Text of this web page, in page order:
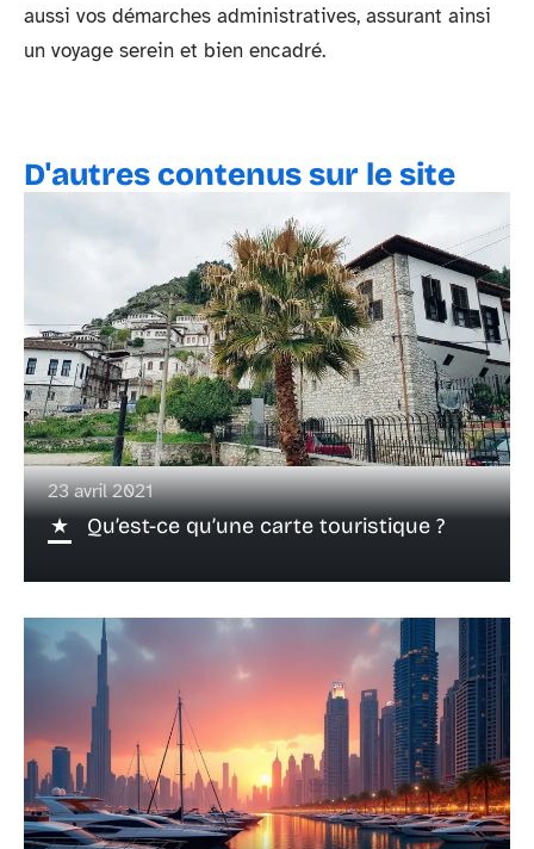
aussi vos démarches administratives, assurant ainsi
un voyage serein et bien encadré.
D'autres contenus sur le site
23 avril 2021
Qu’est-ce qu’une carte touristique ?